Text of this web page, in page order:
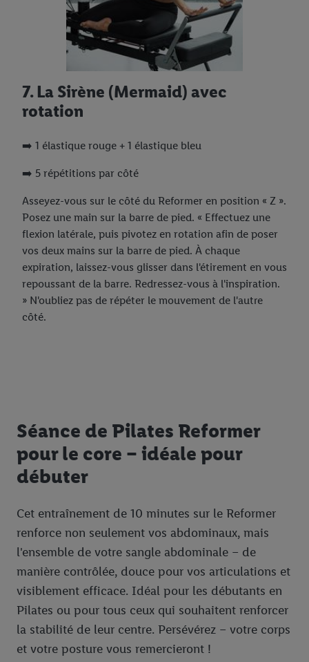
7. La Sirène (Mermaid) avec
rotation
➡️ 1 élastique rouge + 1 élastique bleu
➡️ 5 répétitions par côté
Asseyez-vous sur le côté du Reformer en position « Z ».
Posez une main sur la barre de pied. « Effectuez une
flexion latérale, puis pivotez en rotation afin de poser
vos deux mains sur la barre de pied. À chaque
expiration, laissez-vous glisser dans l'étirement en vous
repoussant de la barre. Redressez-vous à l'inspiration.
» N'oubliez pas de répéter le mouvement de l'autre
côté.
Séance de Pilates Reformer
pour le core – idéale pour
débuter
Cet entraînement de 10 minutes sur le Reformer
renforce non seulement vos abdominaux, mais
l'ensemble de votre sangle abdominale – de
manière contrôlée, douce pour vos articulations et
visiblement efficace. Idéal pour les débutants en
Pilates ou pour tous ceux qui souhaitent renforcer
la stabilité de leur centre. Persévérez – votre corps
et votre posture vous remercieront !